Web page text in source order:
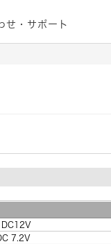
せ・サポート
DC12V
7.2V